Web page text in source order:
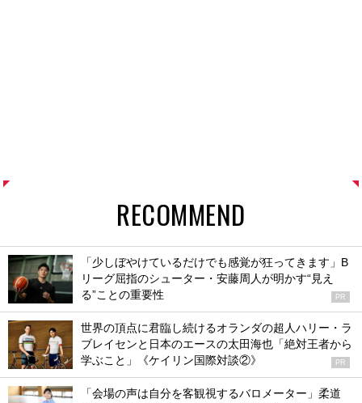
RECOMMEND
「少しぼやけているだけでも感覚が狂ってきます」B
リーグ屈指のシューター・安藤周人が明かす“見え
る”ことの重要性
PR
世界の頂点に君臨し続けるオランダの超人ハリー・ラ
ブレイセンと日本のエースの太田海也「絶対王者から
学ぶこと」《ケイリン国際対談②》
PR
「会場の声は自分を客観視するバロメーター」柔道